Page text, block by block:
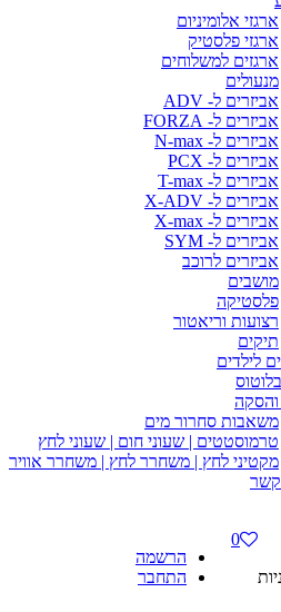
ארגזי אלומיניום
ארגזי פלסטיק
ארגזים למשלוחים
מנעולים
אביזרים ל- ADV
אביזרים ל- FORZA
אביזרים ל- N-max
אביזרים ל- PCX
אביזרים ל- T-max
אביזרים ל- X-ADV
אביזרים ל- X-max
אביזרים ל- SYM
אביזרים לרוכב
מושבים
פלסטיקה
רצועות וריאטור
תיקים
לילדים
והסקה
משאבות סחרור מים
טרמוסטטים | שעוני חום | שעוני לחץ
מקטיני לחץ | משחרר לחץ | משחרר אוויר
קשר
0
הרשמה
התחבר